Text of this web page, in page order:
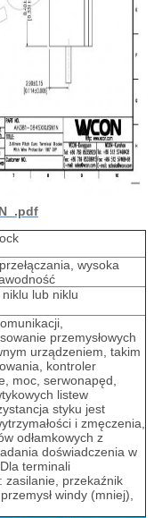
wysoka
lub niklu
przemysłowych
urządzeniem, takim
kontroler
moc, serwonapęd,
listew
styku jest
i zmęczenia,
odłamkowych z
doświadczenia w
Dla terminali
zasilanie, przekaźnik
windy (mniej),